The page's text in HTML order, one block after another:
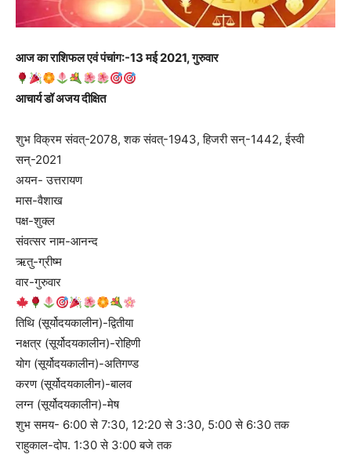
आज का राशिफल एवं पंचांग:-13 मई 2021, गुरुवार
आचार्य डॉ अजय दीक्षित
शुभ विक्रम संवत्-2078, शक संवत्-1943, हिजरी सन्-1442, ईस्वी
सन्-2021
अयन- उत्तरायण
मास-वैशाख
पक्ष-शुक्ल
संवत्सर नाम-आनन्द
ऋतु-ग्रीष्म
वार-गुरुवार
तिथि (सूर्योदयकालीन)-द्वितीया
नक्षत्र (सूर्योदयकालीन)-रोहिणी
योग (सूर्योदयकालीन)-अतिगण्ड
करण (सूर्योदयकालीन)-बालव
लग्न (सूर्योदयकालीन)-मेष
शुभ समय- 6:00 से 7:30, 12:20 से 3:30, 5:00 से 6:30 तक
राहुकाल-दोप. 1:30 से 3:00 बजे तक